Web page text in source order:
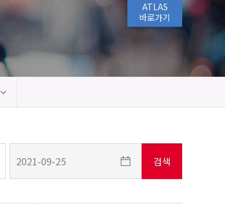
ATLAS
바로가기